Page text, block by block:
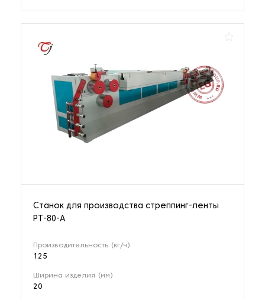
Станок для производства стреппинг-ленты
PT-80-A
Производительность (кг/ч)
125
Ширина изделия (мм)
20